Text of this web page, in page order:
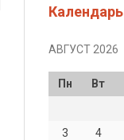
Календарь
АВГУСТ 2026
Пн Вт
3
4